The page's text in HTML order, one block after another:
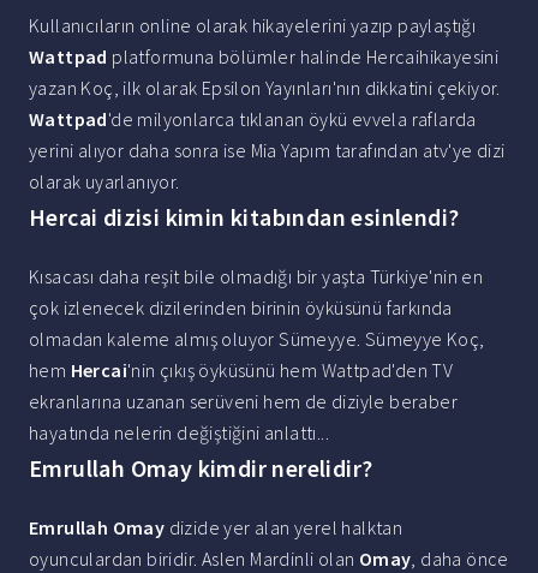
Kullanıcıların online olarak hikayelerini yazıp paylaştığı
Wattpad platformuna bölümler halinde Hercaihikayesini
yazan Koç, ilk olarak Epsilon Yayınları'nın dikkatini çekiyor.
Wattpad'de milyonlarca tıklanan öykü evvela raflarda
yerini alıyor daha sonra ise Mia Yapım tarafından atv'ye dizi
olarak uyarlanıyor.
Hercai dizisi kimin kitabından esinlendi?
Kısacası daha reşit bile olmadığı bir yaşta Türkiye'nin en
çok izlenecek dizilerinden birinin öyküsünü farkında
olmadan kaleme almış oluyor Sümeyye. Sümeyye Koç,
hem Hercai'nin çıkış öyküsünü hem Wattpad'den TV
ekranlarına uzanan serüveni hem de diziyle beraber
hayatında nelerin değiştiğini anlattı...
Emrullah Omay kimdir nerelidir?
Emrullah Omay dizide yer alan yerel halktan
oyunculardan biridir. Aslen Mardinli olan Omay, daha önce